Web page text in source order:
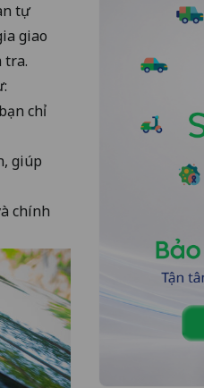
tự
giao
tra.
chỉ
giúp
chính